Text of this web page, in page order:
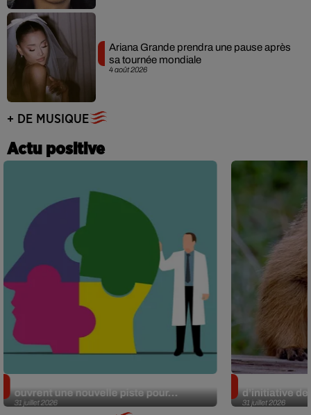
4 août 2026
Ariana Grande prendra une pause après
sa tournée mondiale
+ DE MUSIQUE
Actu positive
31 juillet 2026
ouvrent une nouvelle piste pour...
31 juillet 2026
d’initiative